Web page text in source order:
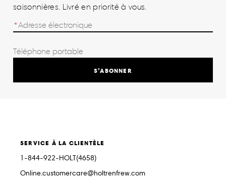
saisonnières. Livré en priorité à vous.
S’ABONNER
SERVICE À LA CLIENTÈLE
1-844-922-HOLT(4658)
Online.customercare@holtrenfrew.com